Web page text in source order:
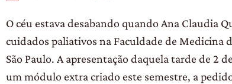
O céu estava desabando quando Ana Claudia
cuidados paliativos na Faculdade de Medicina
São Paulo. A apresentação daquela tarde de 2
um módulo extra criado este semestre, a